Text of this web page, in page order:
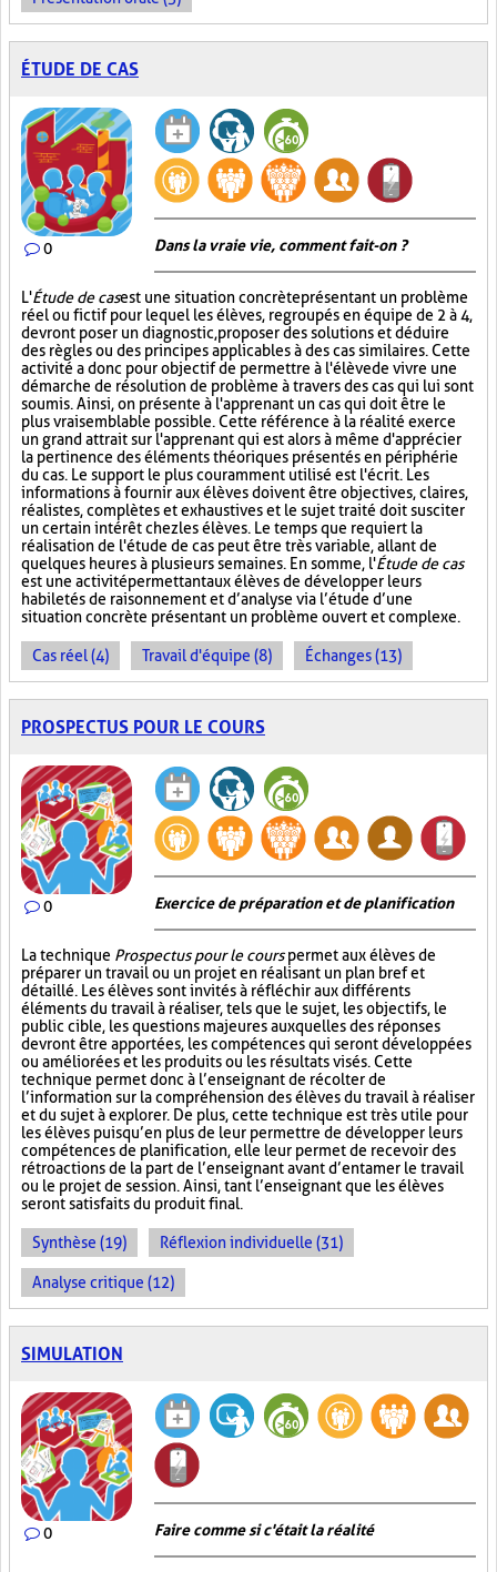
ÉTUDE DE CAS
0 Dans la vraie vie, comment fait-on ?
L'Étude de casest une situation concrète présentant un problème
réel ou fictif pour lequel les élèves, regroupés en équipe de 2 à 4,
devront poser un diagnostic, proposer des solutions et déduire
des règles ou des principes applicables à des cas similaires. Cette
activité a donc pour objectif de permettre à l'élève de vivre une
démarche de résolution de problème à travers des cas qui lui sont
soumis. Ainsi, on présente à l'apprenant un cas qui doit être le
plus vraisemblable possible. Cette référence à la réalité exerce
un grand attrait sur l'apprenant qui est alors à même d'apprécier
la pertinence des éléments théoriques présentés en périphérie
du cas. Le support le plus couramment utilisé est l'écrit. Les
informations à fournir aux élèves doivent être objectives, claires,
réalistes, complètes et exhaustives et le sujet traité doit susciter
un certain intérêt chez les élèves. Le temps que requiert la
réalisation de l'étude de cas peut être très variable, allant de
quelques heures à plusieurs semaines. En somme, l'Étude de cas
est une activité permettant aux élèves de développer leurs
habiletés de raisonnement et d’analyse via l’étude d’une
situation concrète présentant un problème ouvert et complexe.
Cas réel (4) Travail d'équipe (8) Échanges (13)
PROSPECTUS POUR LE COURS
0 Exercice de préparation et de planification
La technique Prospectus pour le courspermet aux élèves de
préparer un travail ou un projet en réalisant un plan bref et
détaillé. Les élèves sont invités à réfléchir aux différents
éléments du travail à réaliser, tels que le sujet, les objectifs, le
public cible, les questions majeures auxquelles des réponses
devront être apportées, les compétences qui seront développées
ou améliorées et les produits ou les résultats visés. Cette
technique permet donc à l’enseignant de récolter de
l’information sur la compréhension des élèves du travail à réaliser
et du sujet à explorer. De plus, cette technique est très utile pour
les élèves puisqu’en plus de leur permettre de développer leurs
compétences de planification, elle leur permet de recevoir des
rétroactions de la part de l’enseignant avant d’entamer le travail
ou le projet de session. Ainsi, tant l’enseignant que les élèves
seront satisfaits du produit final.
Synthèse (19) Réflexion individuelle (31)
Analyse critique (12)
SIMULATION
0 Faire comme si c'était la réalité